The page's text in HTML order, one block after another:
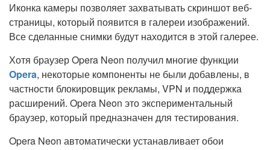
Иконка камеры позволяет захватывать скриншот веб-
страницы, который появится в галереи изображений.
Все сделанные снимки будут находится в этой галерее.
Хотя браузер Opera Neon получил многие функции
Opera, некоторые компоненты не были добавлены, в
частности блокировщик рекламы, VPN и поддержка
расширений. Opera Neon это экспериментальный
браузер, который предназначен для тестирования.
Opera Neon автоматически устанавливает обои